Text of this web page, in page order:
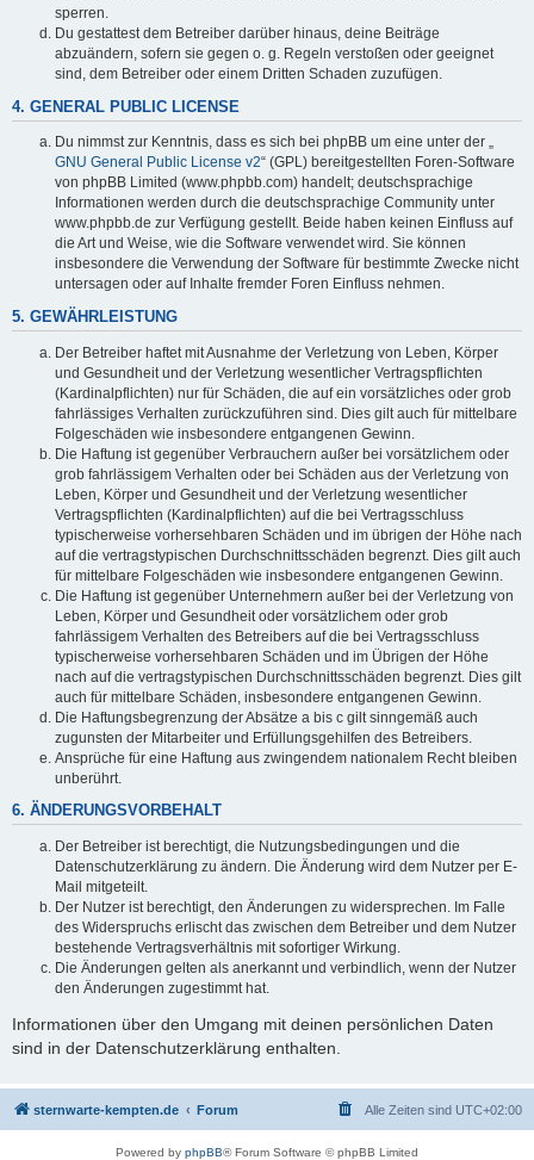
sperren.
Du gestattest dem Betreiber darüber hinaus, deine Beiträge
abzuändern, sofern sie gegen o. g. Regeln verstoßen oder geeignet
sind, dem Betreiber oder einem Dritten Schaden zuzufügen.
4. GENERAL PUBLIC LICENSE
Du nimmst zur Kenntnis, dass es sich bei phpBB um eine unter der „
GNU General Public License v2“ (GPL) bereitgestellten Foren-Software
von phpBB Limited (www.phpbb.com) handelt; deutschsprachige
Informationen werden durch die deutschsprachige Community unter
www.phpbb.de zur Verfügung gestellt. Beide haben keinen Einfluss auf
die Art und Weise, wie die Software verwendet wird. Sie können
insbesondere die Verwendung der Software für bestimmte Zwecke nicht
untersagen oder auf Inhalte fremder Foren Einfluss nehmen.
5. GEWÄHRLEISTUNG
Der Betreiber haftet mit Ausnahme der Verletzung von Leben, Körper
und Gesundheit und der Verletzung wesentlicher Vertragspflichten
(Kardinalpflichten) nur für Schäden, die auf ein vorsätzliches oder grob
fahrlässiges Verhalten zurückzuführen sind. Dies gilt auch für mittelbare
Folgeschäden wie insbesondere entgangenen Gewinn.
Die Haftung ist gegenüber Verbrauchern außer bei vorsätzlichem oder
grob fahrlässigem Verhalten oder bei Schäden aus der Verletzung von
Leben, Körper und Gesundheit und der Verletzung wesentlicher
Vertragspflichten (Kardinalpflichten) auf die bei Vertragsschluss
typischerweise vorhersehbaren Schäden und im übrigen der Höhe nach
auf die vertragstypischen Durchschnittsschäden begrenzt. Dies gilt auch
für mittelbare Folgeschäden wie insbesondere entgangenen Gewinn.
Die Haftung ist gegenüber Unternehmern außer bei der Verletzung von
Leben, Körper und Gesundheit oder vorsätzlichem oder grob
fahrlässigem Verhalten des Betreibers auf die bei Vertragsschluss
typischerweise vorhersehbaren Schäden und im Übrigen der Höhe
nach auf die vertragstypischen Durchschnittsschäden begrenzt. Dies gilt
auch für mittelbare Schäden, insbesondere entgangenen Gewinn.
Die Haftungsbegrenzung der Absätze a bis c gilt sinngemäß auch
zugunsten der Mitarbeiter und Erfüllungsgehilfen des Betreibers.
Ansprüche für eine Haftung aus zwingendem nationalem Recht bleiben
unberührt.
6. ÄNDERUNGSVORBEHALT
Der Betreiber ist berechtigt, die Nutzungsbedingungen und die
Datenschutzerklärung zu ändern. Die Änderung wird dem Nutzer per E-
Mail mitgeteilt.
Der Nutzer ist berechtigt, den Änderungen zu widersprechen. Im Falle
des Widerspruchs erlischt das zwischen dem Betreiber und dem Nutzer
bestehende Vertragsverhältnis mit sofortiger Wirkung.
Die Änderungen gelten als anerkannt und verbindlich, wenn der Nutzer
den Änderungen zugestimmt hat.
Informationen über den Umgang mit deinen persönlichen Daten
sind in der Datenschutzerklärung enthalten.
sternwarte-kempten.de Forum Alle Zeiten sind UTC+02:00
Powered by phpBB® Forum Software © phpBB Limited